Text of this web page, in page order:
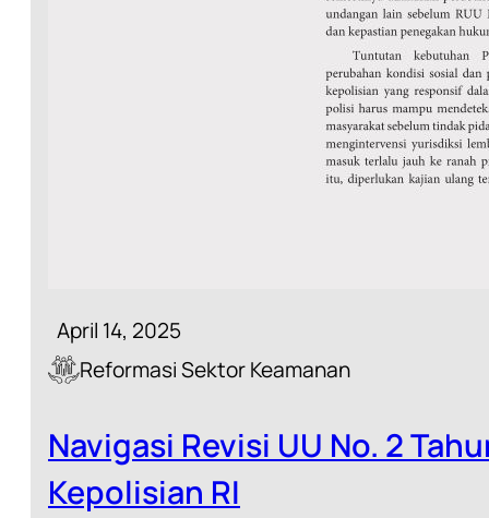
April 14, 2025
Reformasi Sektor Keamanan
Navigasi Revisi UU No. 2
Kepolisian RI